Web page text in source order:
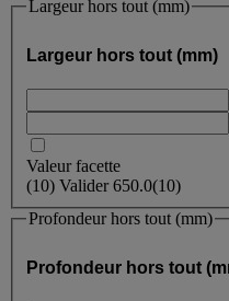
Largeur hors tout (mm)
Largeur hors tout (mm)
Valeur facette
(10) Valider650.0(10)
Profondeur hors tout (mm)
Profondeur hors tout